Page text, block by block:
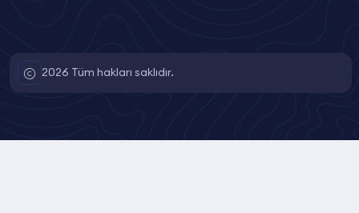
2026 Tüm hakları saklıdır.